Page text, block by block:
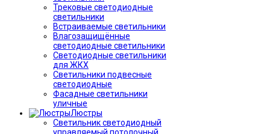
Трековые светодиодные
светильники
Встраиваемые светильники
Влагозащищённые
светодиодные светильники
Светодиодные светильники
для ЖКХ
Светильники подвесные
светодиодные
Фасадные светильники
уличные
Люстры
Светильник светодиодный
управляемый потолочный